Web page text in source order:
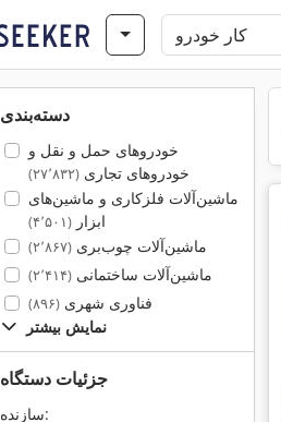
دسته‌بندی
خودروهای حمل و نقل و
خودروهای تجاری(۲۷٬۸۳۲)
ماشین‌آلات فلزکاری و ماشین‌های
ابزار(۴٬۵۰۱)
ماشین‌آلات چوب‌بری(۲٬۸۶۷)
ماشین‌آلات ساختمانی(۲٬۴۱۴)
فناوری شهری(۸۹۶)
نمایش بیشتر
جزئیات دستگاه
سازنده: